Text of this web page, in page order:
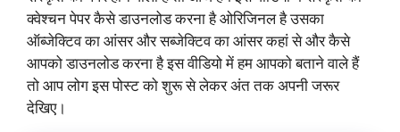
क्वेश्चन पेपर कैसे डाउनलोड करना है ओरिजिनल है उसका
ऑब्जेक्टिव का आंसर और सब्जेक्टिव का आंसर कहां से और कैसे
आपको डाउनलोड करना है इस वीडियो में हम आपको बताने वाले हैं
तो आप लोग इस पोस्ट को शुरू से लेकर अंत तक अपनी जरूर
देखिए।